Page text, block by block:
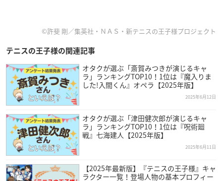
©許斐 剛／集英社・ＮＡＳ・新テニスの王子様プロジェクト
テニスの王子様の関連記事
オタクが選ぶ「斎賀みつきが演じるキャ
ラ」ランキングTOP10！1位は『魔入りま
した!入間くん』オペラ【2025年版】
2025年6月12日
オタクが選ぶ「津田健次郎が演じるキャ
ラ」ランキングTOP10！1位は『呪術廻
戦』七海建人【2025年版】
2025年6月11日
【2025年最新版】『テニスの王子様』キャ
ラクター一覧！登場人物の基本プロフィー